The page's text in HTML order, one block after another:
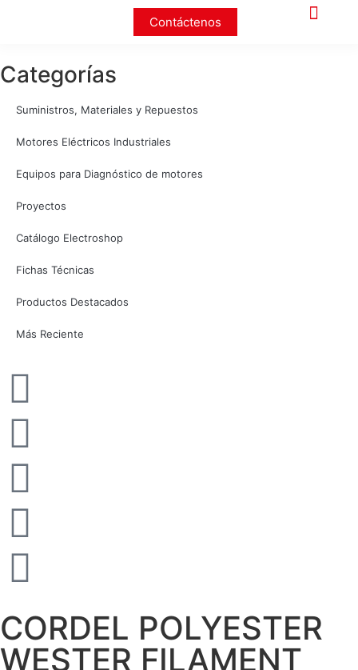
Contáctenos
Categorías
Suministros, Materiales y Repuestos
Motores Eléctricos Industriales
Equipos para Diagnóstico de motores
Proyectos
Catálogo Electroshop
Fichas Técnicas
Productos Destacados
Más Reciente
CORDEL POLYESTER
WESTER FILAMENT